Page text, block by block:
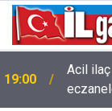
19:00
Acil ilaç